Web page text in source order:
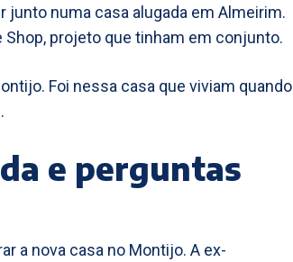
junto numa casa alugada em Almeirim.
projeto que tinham em conjunto.
Foi nessa casa que viviam quando
e perguntas
a nova casa no Montijo. A ex-